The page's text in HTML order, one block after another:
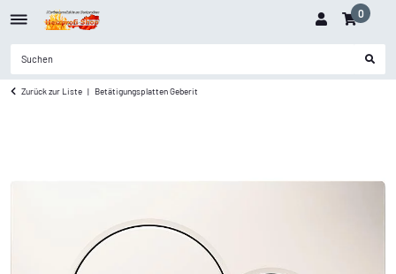
0
Zurück zur Liste Betätigungsplatten Geberit